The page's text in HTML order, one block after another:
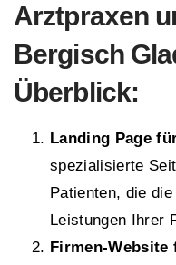
Arztpraxen
Bergisch
Überblick:
Landing Page
spezialisierte
Patienten, die
Leistungen Ihrer
Firmen-Website